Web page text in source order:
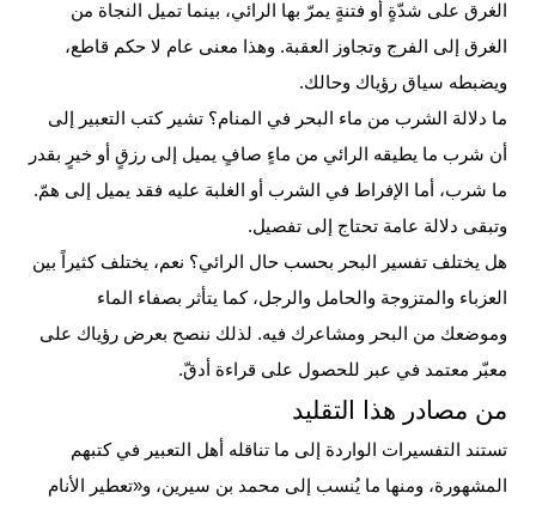
الغرق على شدّةٍ أو فتنةٍ يمرّ بها الرائي، بينما تميل النجاة من
الغرق إلى الفرج وتجاوز العقبة. وهذا معنى عام لا حكم قاطع،
ويضبطه سياق رؤياك وحالك.
ما دلالة الشرب من ماء البحر في المنام؟ تشير كتب التعبير إلى
أن شرب ما يطيقه الرائي من ماءٍ صافٍ يميل إلى رزقٍ أو خيرٍ بقدر
ما شرب، أما الإفراط في الشرب أو الغلبة عليه فقد يميل إلى همّ.
وتبقى دلالة عامة تحتاج إلى تفصيل.
هل يختلف تفسير البحر بحسب حال الرائي؟ نعم، يختلف كثيراً بين
العزباء والمتزوجة والحامل والرجل، كما يتأثر بصفاء الماء
وموضعك من البحر ومشاعرك فيه. لذلك ننصح بعرض رؤياك على
معبّر معتمد في عبر للحصول على قراءة أدقّ.
من مصادر هذا التقليد
تستند التفسيرات الواردة إلى ما تناقله أهل التعبير في كتبهم
المشهورة، ومنها ما يُنسب إلى محمد بن سيرين، و«تعطير الأنام